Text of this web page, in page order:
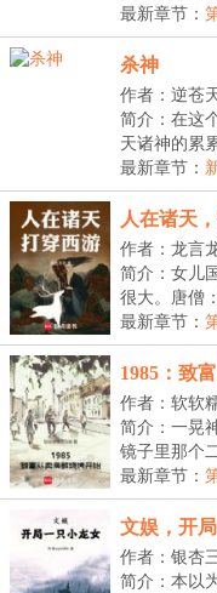
臣...
最新章节：
杀神
作者：逆苍
简介：在这
天诸神的累
最新章节：
人在诸天
作者：龙言
简介：女儿
很大。唐僧
活...
最新章节：
1985：致
作者：软软
23:57:13
简介：一晃
镜子里那个
给...
最新章节：
文娱，开
作者：银杏
简介：本以